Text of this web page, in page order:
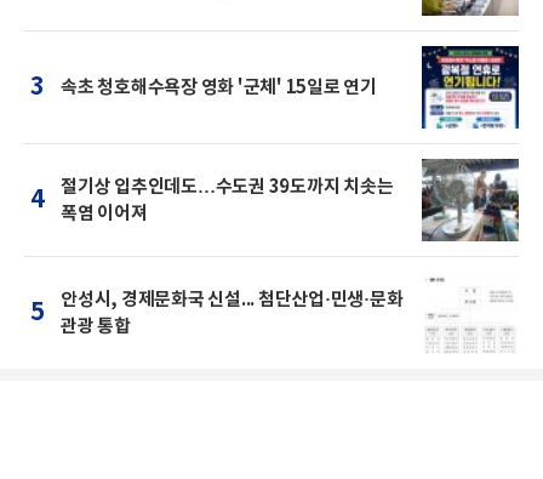
3 속초 청호해수욕장 영화 '군체' 15일로 연기
4
절기상 입추인데도…수도권 39도까지 치솟는
폭염 이어져
5
안성시, 경제문화국 신설... 첨단산업·민생·문화
관광 통합